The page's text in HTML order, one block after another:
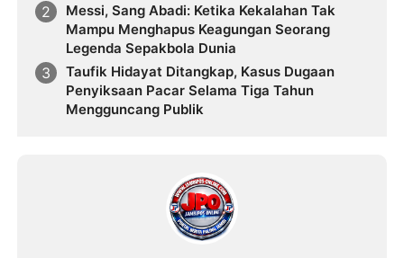
Messi, Sang Abadi: Ketika Kekalahan Tak
Mampu Menghapus Keagungan Seorang
Legenda Sepakbola Dunia
Taufik Hidayat Ditangkap, Kasus Dugaan
Penyiksaan Pacar Selama Tiga Tahun
Mengguncang Publik